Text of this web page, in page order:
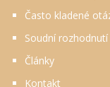
Často kladené
Soudní rozhodnutí
Články
Kontakt